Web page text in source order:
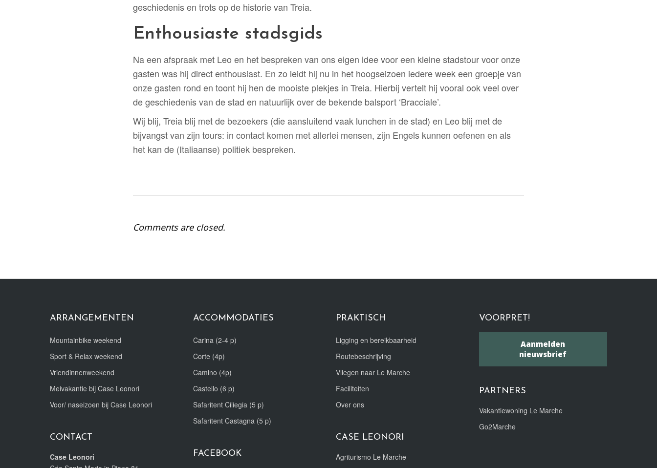
geschiedenis en trots op de historie van Treia.
Enthousiaste stadsgids
Na een afspraak met Leo en het bespreken van ons eigen idee voor een kleine stadstour voor onze
gasten was hij direct enthousiast. En zo leidt hij nu in het hoogseizoen iedere week een groepje van
onze gasten rond en toont hij hen de mooiste plekjes in Treia. Hierbij vertelt hij vooral ook veel over
de geschiedenis van de stad en natuurlijk over de bekende balsport ‘Bracciale’.
Wij blij, Treia blij met de bezoekers (die aansluitend vaak lunchen in de stad) en Leo blij met de
bijvangst van zijn tours: in contact komen met allerlei mensen, zijn Engels kunnen oefenen en als
het kan de (Italiaanse) politiek bespreken.
Comments are closed.
ARRANGEMENTEN
Mountainbike weekend
Sport & Relax weekend
Vriendinnenweekend
Meivakantie bij Case Leonori
Voor/ naseizoen bij Case Leonori
CONTACT
Case Leonori
ACCOMMODATIES
Carina (2-4 p)
Corte (4p)
Camino (4p)
Castello (6 p)
Safaritent Ciliegia (5 p)
Safaritent Castagna (5 p)
FACEBOOK
PRAKTISCH
Ligging en bereikbaarheid
Routebeschrijving
Vliegen naar Le Marche
Faciliteiten
Over ons
CASE LEONORI
Agriturismo Le Marche
VOORPRET!
Aanmelden
nieuwsbrief
PARTNERS
Vakantiewoning Le Marche
Go2Marche